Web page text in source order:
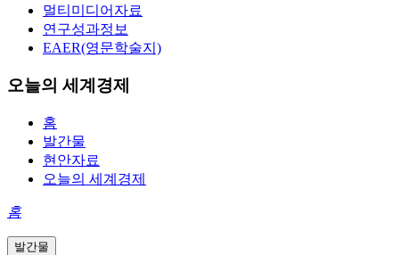
멀티미디어자료
연구성과정보
EAER(영문학술지)
오늘의 세계경제
홈
발간물
현안자료
오늘의 세계경제
홈
발간물